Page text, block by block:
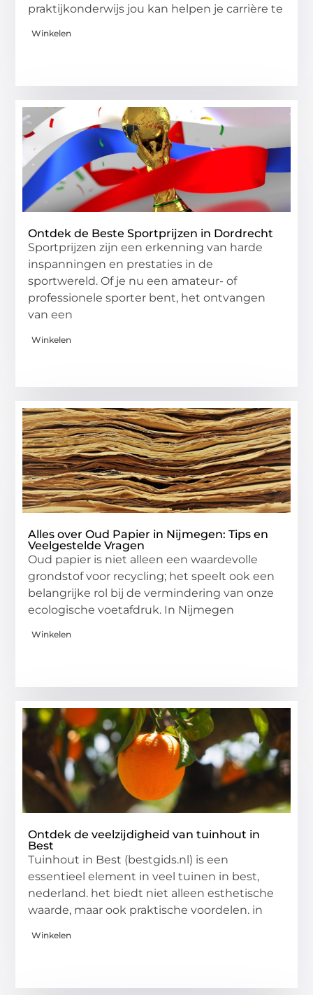
praktijkonderwijs jou kan helpen je carrière te
Winkelen
Ontdek de Beste Sportprijzen in Dordrecht
Sportprijzen zijn een erkenning van harde
inspanningen en prestaties in de
sportwereld. Of je nu een amateur- of
professionele sporter bent, het ontvangen
van een
Winkelen
Alles over Oud Papier in Nijmegen: Tips en
Veelgestelde Vragen
Oud papier is niet alleen een waardevolle
grondstof voor recycling; het speelt ook een
belangrijke rol bij de vermindering van onze
ecologische voetafdruk. In Nijmegen
Winkelen
Ontdek de veelzijdigheid van tuinhout in
Best
Tuinhout in Best (bestgids.nl) is een
essentieel element in veel tuinen in best,
nederland. het biedt niet alleen esthetische
waarde, maar ook praktische voordelen. in
Winkelen